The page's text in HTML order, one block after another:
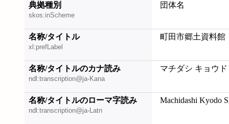
典拠種別
skos:inScheme
団体名
名称/タイトル
xl:prefLabel
町田市郷土資料館
名称/タイトルのカナ読み
ndl:transcription@ja-Kana
マチダシ キョウ
名称/タイトルのローマ字読み
ndl:transcription@ja-Latn
Machidashi Kyodo